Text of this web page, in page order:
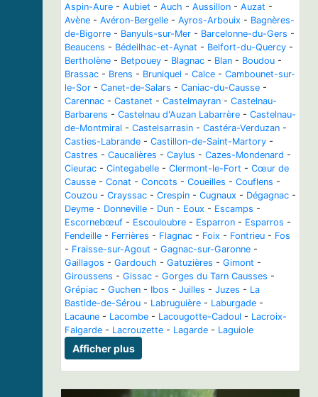
Aspin-Aure - Aubiet - Auch - Aussillon - Auzat -
Avène - Avéron-Bergelle - Ayros-Arbouix - Bagnères-
de-Bigorre - Banyuls-sur-Mer - Barcelonne-du-Gers -
Beaucens - Bédeilhac-et-Aynat - Belfort-du-Quercy -
Bertholène - Betpouey - Blagnac - Blan - Boudou -
Brassac - Brens - Bruniquel - Calce - Cambounet-sur-
le-Sor - Canet-de-Salars - Caniac-du-Causse -
Carennac - Castanet - Castelmayran - Castelnau-
Barbarens - Castelnau d'Auzan Labarrère - Castelnau-
de-Montmiral - Castelsarrasin - Castéra-Verduzan -
Casties-Labrande - Castillon-de-Saint-Martory -
Castres - Caucalières - Caylus - Cazes-Mondenard -
Cieurac - Cintegabelle - Clermont-le-Fort - Cœur de
Causse - Conat - Concots - Coueilles - Couflens -
Couzou - Crayssac - Crespin - Cugnaux - Dégagnac -
Deyme - Donneville - Dun - Eoux - Escamps -
Escornebœuf - Escouloubre - Esparron - Esparros -
Fendeille - Ferrières - Flagnac - Foix - Fontrieu - Fos
- Fraisse-sur-Agout - Gagnac-sur-Garonne -
Gaillagos - Gardouch - Gatuzières - Gimont -
Giroussens - Gissac - Gorges du Tarn Causses -
Grépiac - Guchen - Ibos - Juilles - Juzes - La
Bastide-de-Sérou - Labruguière - Laburgade -
Lacaune - Lacombe - Lacougotte-Cadoul - Lacroix-
Falgarde - Lacrouzette - Lagarde - Laguiole
Afficher plus